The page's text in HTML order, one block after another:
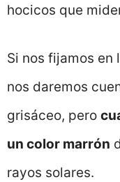
hocicos que
Si nos fijamos en
nos daremos
grisáceo, pero
un color marrón
rayos solares.